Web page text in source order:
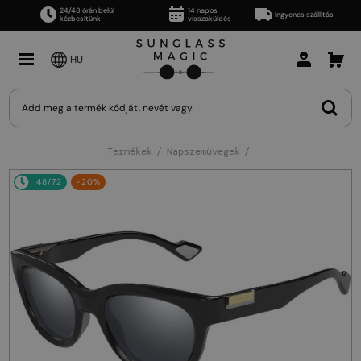
24/48 órán belül
kézbesítünk
14 napos
visszaküldés
Ingyenes szállítás
HU
Termékek Napszemüvegek
48/72 -20%